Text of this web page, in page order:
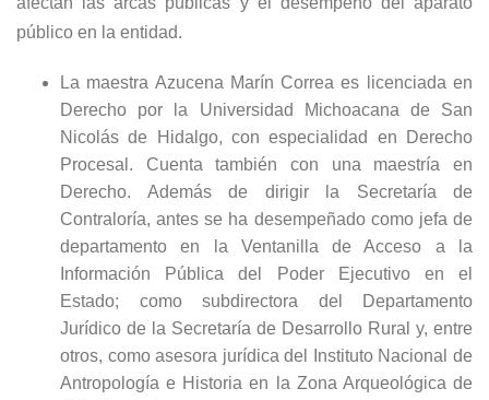
público en la entidad.
La maestra Azucena Marín Correa es licenciada en
Derecho por la Universidad Michoacana de San
Nicolás de Hidalgo, con especialidad en Derecho
Procesal. Cuenta también con una maestría en
Derecho. Además de dirigir la Secretaría de
Contraloría, antes se ha desempeñado como jefa de
departamento en la Ventanilla de Acceso a la
Información Pública del Poder Ejecutivo en el
Estado; como subdirectora del Departamento
Jurídico de la Secretaría de Desarrollo Rural y, entre
otros, como asesora jurídica del Instituto Nacional de
Antropología e Historia en la Zona Arqueológica de